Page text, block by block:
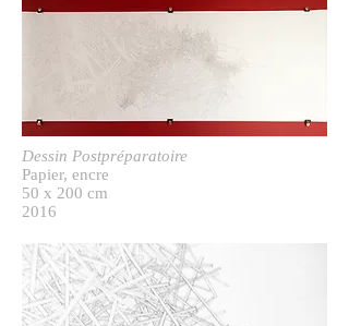
Dessin Postpréparatoire
Papier, encre
50 x 200 cm
2016